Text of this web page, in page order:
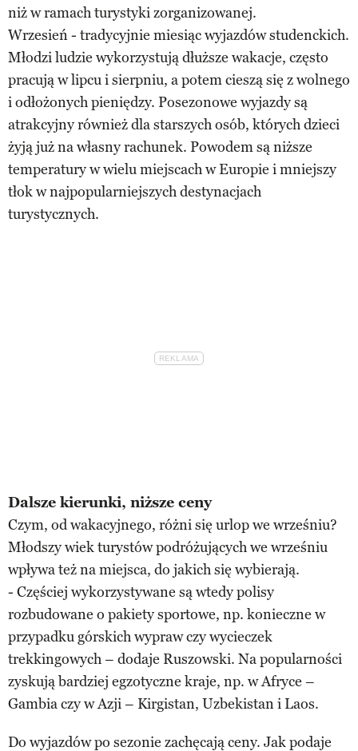
niż w ramach turystyki zorganizowanej.
Wrzesień - tradycyjnie miesiąc wyjazdów studenckich.
Młodzi ludzie wykorzystują dłuższe wakacje, często
pracują w lipcu i sierpniu, a potem cieszą się z wolnego
i odłożonych pieniędzy. Posezonowe wyjazdy są
atrakcyjny również dla starszych osób, których dzieci
żyją już na własny rachunek. Powodem są niższe
temperatury w wielu miejscach w Europie i mniejszy
tłok w najpopularniejszych destynacjach
turystycznych.
Dalsze kierunki, niższe ceny
Czym, od wakacyjnego, różni się urlop we wrześniu?
Młodszy wiek turystów podróżujących we wrześniu
wpływa też na miejsca, do jakich się wybierają.
- Częściej wykorzystywane są wtedy polisy
rozbudowane o pakiety sportowe, np. konieczne w
przypadku górskich wypraw czy wycieczek
trekkingowych – dodaje Ruszowski. Na popularności
zyskują bardziej egzotyczne kraje, np. w Afryce –
Gambia czy w Azji – Kirgistan, Uzbekistan i Laos.
Do wyjazdów po sezonie zachęcają ceny. Jak podaje